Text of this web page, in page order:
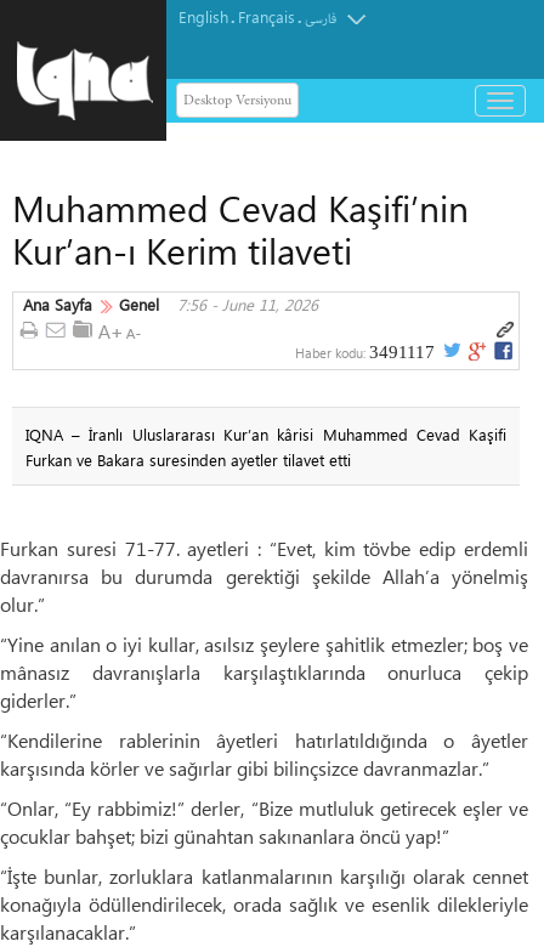
English. Français.فارسی
Desktop Versiyonu
باز
و
Muhammed Cevad Kaşifi’nin
Kur’an-ı Kerim tilaveti
Ana Sayfa Genel 7:56 - June 11, 2026
Haber kodu: 3491117
IQNA – İranlı Uluslararası Kur’an kârisi Muhammed Cevad Kaşifi
Furkan ve Bakara suresinden ayetler tilavet etti
Furkan suresi 71-77. ayetleri : “Evet, kim tövbe edip erdemli
davranırsa bu durumda gerektiği şekilde Allah’a yönelmiş
olur.”
“Yine anılan o iyi kullar, asılsız şeylere şahitlik etmezler; boş ve
mânasız davranışlarla karşılaştıklarında onurluca çekip
giderler.”
“Kendilerine rablerinin âyetleri hatırlatıldığında o âyetler
karşısında körler ve sağırlar gibi bilinçsizce davranmazlar.”
“Onlar, “Ey rabbimiz!” derler, “Bize mutluluk getirecek eşler ve
çocuklar bahşet; bizi günahtan sakınanlara öncü yap!”
“İşte bunlar, zorluklara katlanmalarının karşılığı olarak cennet
konağıyla ödüllendirilecek, orada sağlık ve esenlik dilekleriyle
karşılanacaklar.”